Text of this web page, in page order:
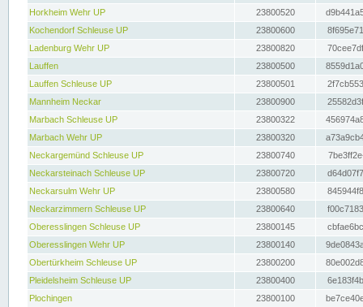
Horkheim Wehr UP
23800520
Kochendorf Schleuse UP
23800600
Ladenburg Wehr UP
23800820
Lauffen
23800500
Lauffen Schleuse UP
23800501
Mannheim Neckar
23800900
Marbach Schleuse UP
23800322
Marbach Wehr UP
23800320
Neckargemünd Schleuse UP
23800740
Neckarsteinach Schleuse UP
23800720
Neckarsulm Wehr UP
23800580
Neckarzimmern Schleuse UP
23800640
Oberesslingen Schleuse UP
23800145
Oberesslingen Wehr UP
23800140
Obertürkheim Schleuse UP
23800200
Pleidelsheim Schleuse UP
23800400
Plochingen
23800100